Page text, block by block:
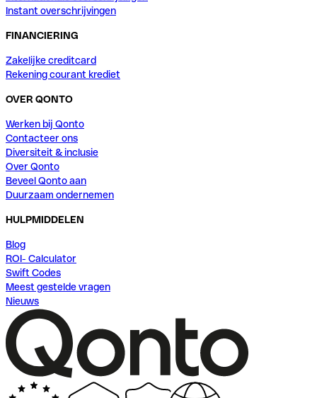
Instant overschrijvingen
FINANCIERING
Zakelijke creditcard
Rekening courant krediet
OVER QONTO
Werken bij Qonto
Contacteer ons
Diversiteit & inclusie
Over Qonto
Beveel Qonto aan
Duurzaam ondernemen
HULPMIDDELEN
Blog
ROI- Calculator
Swift Codes
Meest gestelde vragen
Nieuws